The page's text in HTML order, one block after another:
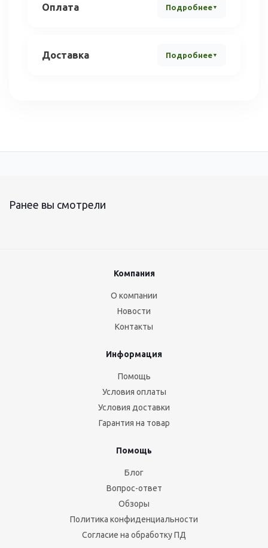
Оплата Подробнее
Доставка Подробнее
Ранее вы смотрели
Компания
О компании
Новости
Контакты
Информация
Помощь
Условия оплаты
Условия доставки
Гарантия на товар
Помощь
Блог
Вопрос-ответ
Обзоры
Политика конфиденциальности
Согласие на обработку ПД